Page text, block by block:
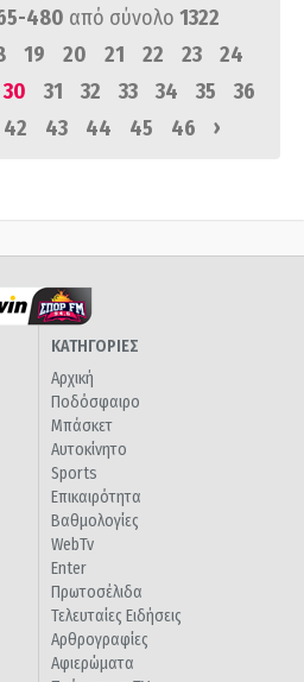
480 από σύνολο 1322
19 20 21 22 23
24
30 31 32 33 34 35
36
42 43 44 45 46 ›
ΚΑΤΗΓΟΡΙΕΣ
Αρχική
Ποδόσφαιρο
Μπάσκετ
Αυτοκίνητο
Sports
Επικαιρότητα
Βαθμολογίες
WebTv
Enter
Πρωτοσέλιδα
Τελευταίες Ειδήσεις
Αρθρογραφίες
Αφιερώματα